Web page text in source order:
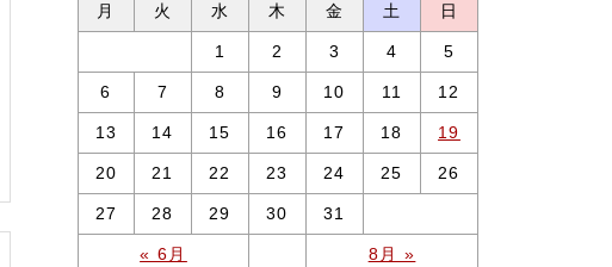
月 火 水 木 金 土 日
« 6月 8月 »
1 2 3 4 5
6 7 8 9 10 11 12
13 14 15 16 17 18 19
20 21 22 23 24 25 26
27 28 29 30 31